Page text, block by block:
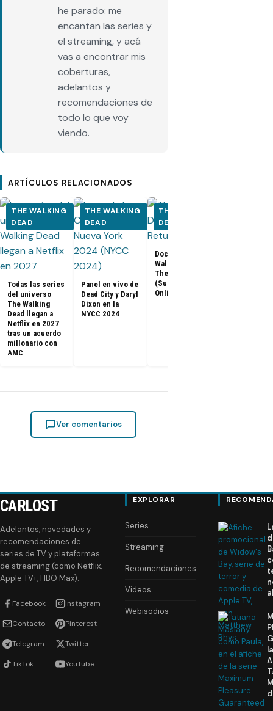
he parado: me
encantan las series y
el streaming, y acá
vas a encontrar mis
coberturas,
adelantos y
recomendaciones de
todo lo que voy
viendo.
ARTÍCULOS RELACIONADOS
THE WALKING
DEAD
Todas las series
del universo
The Walking
Dead llegan a
Netflix en 2027
tras un acuerdo
millonario con
AMC
THE WALKING
DEAD
Panel en vivo de
Dead City y Daryl
Dixon en la
NYCC 2024
THE WALKING
DEAD
Documental The
Walking Dead:
The Return
(Subtitulado
Online)
Ver comentarios
CARLOST
Adelantos, novedades y
recomendaciones de
series de TV y plataformas
de streaming (como Netflix,
Apple TV+, HBO Max).
Facebook Instagram
Contacto Pinterest
Telegram Twitter
TikTok YouTube
EXPLORAR
Series
Streaming
Recomendaciones
Videos
Webisodios